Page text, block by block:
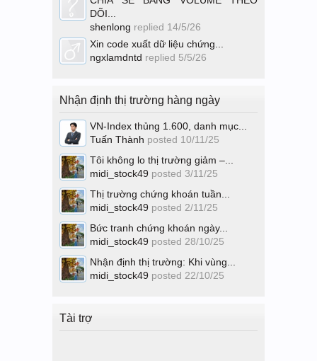
DÕI...
shenlong replied 14/5/26
Xin code xuất dữ liệu chứng...
ngxlamdntd replied 5/5/26
Nhận định thị trường hàng ngày
VN-Index thủng 1.600, danh mục...
Tuấn Thành posted 10/11/25
Tôi không lo thị trường giảm –...
midi_stock49 posted 3/11/25
Thị trường chứng khoán tuần...
midi_stock49 posted 2/11/25
Bức tranh chứng khoán ngày...
midi_stock49 posted 28/10/25
Nhận định thị trường: Khi vùng...
midi_stock49 posted 22/10/25
Tài trợ